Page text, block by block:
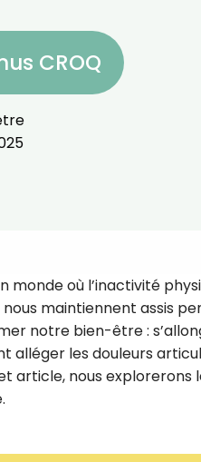
CROQ
monde où l’inactivité
maintiennent assis
notre bien-être :
alléger les douleurs
article, nous